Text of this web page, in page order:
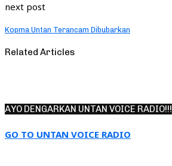
next post
Kopma Untan Terancam Dibubarkan
Related Articles
AYO DENGARKAN UNTAN VOICE RADIO!!!
GO TO UNTAN VOICE RADIO